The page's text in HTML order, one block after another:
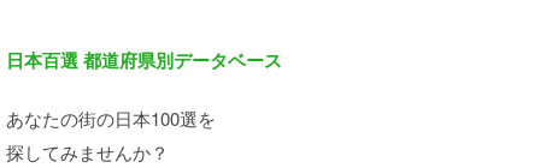
日本百選 都道府県別データベース
あなたの街の日本100選を
探してみませんか？